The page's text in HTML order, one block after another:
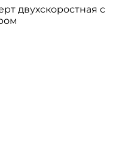
двухскоростная c